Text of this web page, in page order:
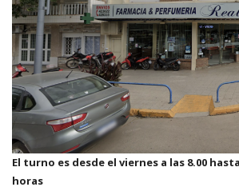
El turno es desde el viernes a las 8.00
horas